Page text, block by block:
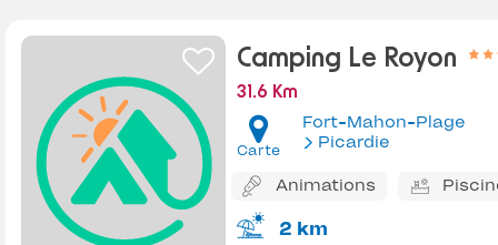
Camping Le Royon
31.6 Km
Carte
Fort-Mahon-Plage
Picardie
Animations
2 km